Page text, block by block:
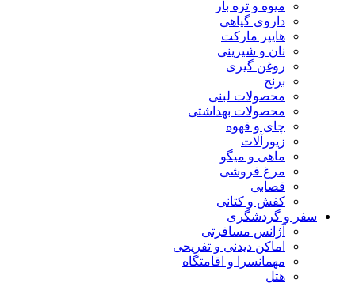
میوه و تره بار
داروی گیاهی
هایپر مارکت
نان و شیرینی
روغن گیری
برنج
محصولات لبنی
محصولات بهداشتی
چای و قهوه
زیورآلات
ماهی و میگو
مرغ فروشی
قصابی
کفش و کتانی
سفر و گردشگری
آژانس مسافرتی
اماکن دیدنی و تفریحی
مهمانسرا و اقامتگاه
هتل